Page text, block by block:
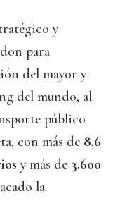
y
para
del mayor y
del mundo, al
público
con más de 8,6
y más de 3.600
la